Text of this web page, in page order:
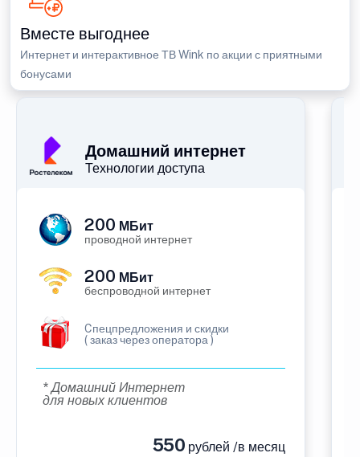
Вместе выгоднее
Интернет и интерактивное ТВ Wink по акции с приятными
бонусами
Домашний интернет
Технологии доступа
200 МБит
проводной интернет
200 МБит
беспроводной интернет
Cпецпредложения и скидки
( заказ через оператора )
* Домашний Интернет
для новых клиентов
550 рублей /в месяц